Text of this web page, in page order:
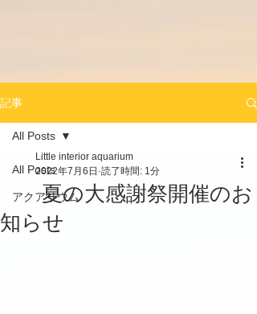
記事
All Posts
アクアリウム
All Posts
夏の大感謝祭開催のお
知らせ
Little interior aquarium
2022年7月6日 読了時間: 1分